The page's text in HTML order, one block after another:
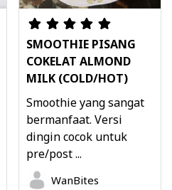
SMOOTHIE PISANG
COKELAT ALMOND
MILK (COLD/HOT)
Smoothie yang sangat
bermanfaat. Versi
dingin cocok untuk
pre/post ...
WanBites